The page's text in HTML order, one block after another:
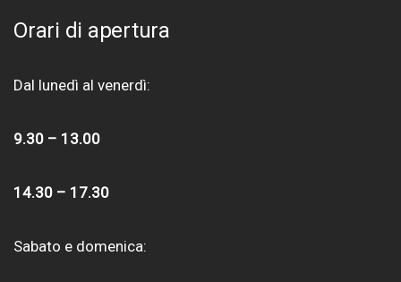
Orari di apertura
Dal lunedì al venerdì:
9.30 – 13.00
14.30 – 17.30
Sabato e domenica: